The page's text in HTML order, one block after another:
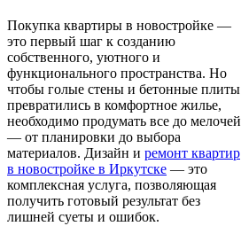
Покупка квартиры в новостройке —
это первый шаг к созданию
собственного, уютного и
функционального пространства. Но
чтобы голые стены и бетонные плиты
превратились в комфортное жилье,
необходимо продумать все до мелочей
— от планировки до выбора
материалов. Дизайн и ремонт квартир
в новостройке в Иркутске — это
комплексная услуга, позволяющая
получить готовый результат без
лишней суеты и ошибок.